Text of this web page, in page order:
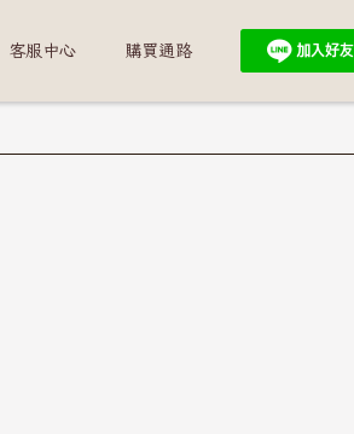
客服中心 購買通路